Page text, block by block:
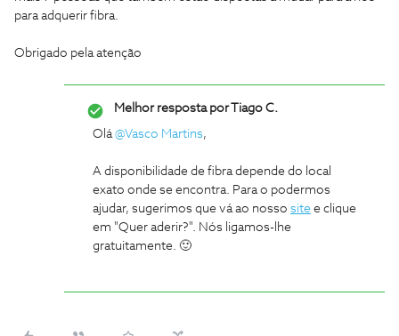
para adquerir fibra.
Obrigado pela atenção
Melhor resposta porTiago C.
Olá@Vasco Martins,
A disponibilidade de fibra depende do local
exato onde se encontra. Para o podermos
ajudar, sugerimos que vá ao nosso site e clique
em "Quer aderir?". Nós ligamos-lhe
gratuitamente. 🙂